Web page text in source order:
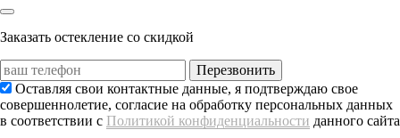
Заказать остекление со скидкой
Перезвонить
Оставляя свои контактные данные, я подтверждаю свое
совершеннолетие, согласие на обработку персональных данных
в соответствии с Политикой конфиденциальности данного сайта